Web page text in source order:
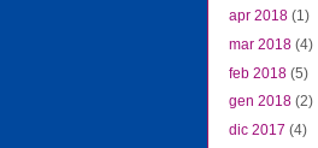
apr 2018 (1)
mar 2018 (4)
feb 2018 (5)
gen 2018 (2)
dic 2017 (4)